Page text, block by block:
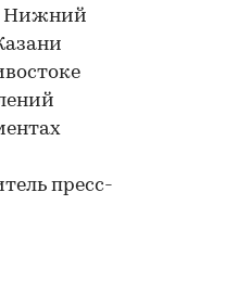
Нижний
пресс-